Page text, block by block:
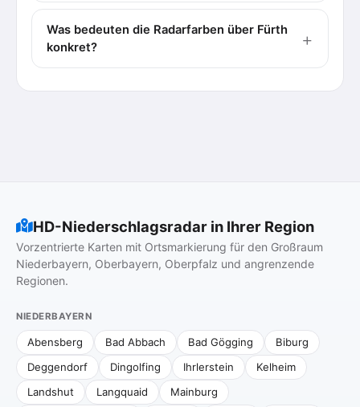
Was bedeuten die Radarfarben über Fürth
konkret?
HD-Niederschlagsradar in Ihrer Region
Vorzentrierte Karten mit Ortsmarkierung für den Großraum
Niederbayern, Oberbayern, Oberpfalz und angrenzende
Regionen.
NIEDERBAYERN
Abensberg Bad Abbach Bad Gögging
Biburg
Deggendorf
Dingolfing Ihrlerstein
Kelheim
Landshut
Langquaid
Mainburg